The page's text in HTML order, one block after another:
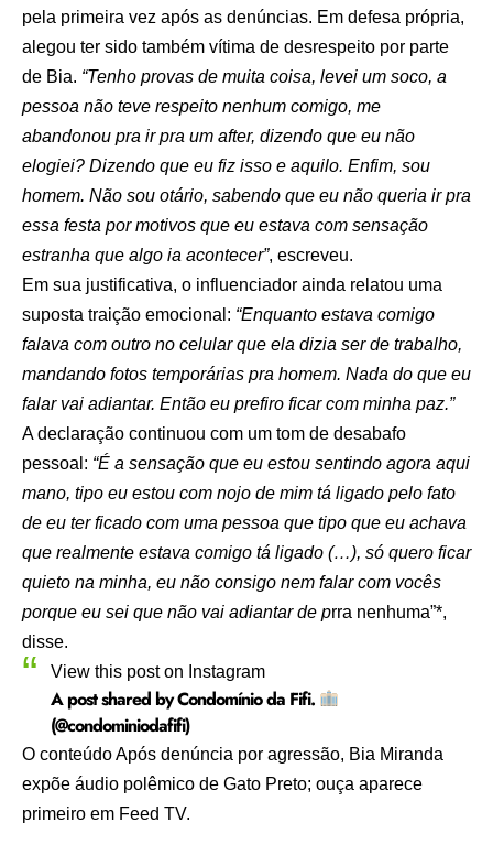
pela primeira vez após as denúncias. Em defesa própria,
alegou ter sido também vítima de desrespeito por parte
de Bia. “Tenho provas de muita coisa, levei um soco, a
pessoa não teve respeito nenhum comigo, me
abandonou pra ir pra um after, dizendo que eu não
elogiei? Dizendo que eu fiz isso e aquilo. Enfim, sou
homem. Não sou otário, sabendo que eu não queria ir pra
essa festa por motivos que eu estava com sensação
estranha que algo ia acontecer”, escreveu.
Em sua justificativa, o influenciador ainda relatou uma
suposta traição emocional: “Enquanto estava comigo
falava com outro no celular que ela dizia ser de trabalho,
mandando fotos temporárias pra homem. Nada do que eu
falar vai adiantar. Então eu prefiro ficar com minha paz.”
A declaração continuou com um tom de desabafo
pessoal: “É a sensação que eu estou sentindo agora aqui
mano, tipo eu estou com nojo de mim tá ligado pelo fato
de eu ter ficado com uma pessoa que tipo que eu achava
que realmente estava comigo tá ligado (…), só quero ficar
quieto na minha, eu não consigo nem falar com vocês
porque eu sei que não vai adiantar de prra nenhuma”*,
disse.
View this post on Instagram
A post shared by Condomínio da Fifi.
(@condominiodafifi)
O conteúdoApós denúncia por agressão, Bia Miranda
expõe áudio polêmico de Gato Preto; ouça aparece
primeiro em Feed TV.